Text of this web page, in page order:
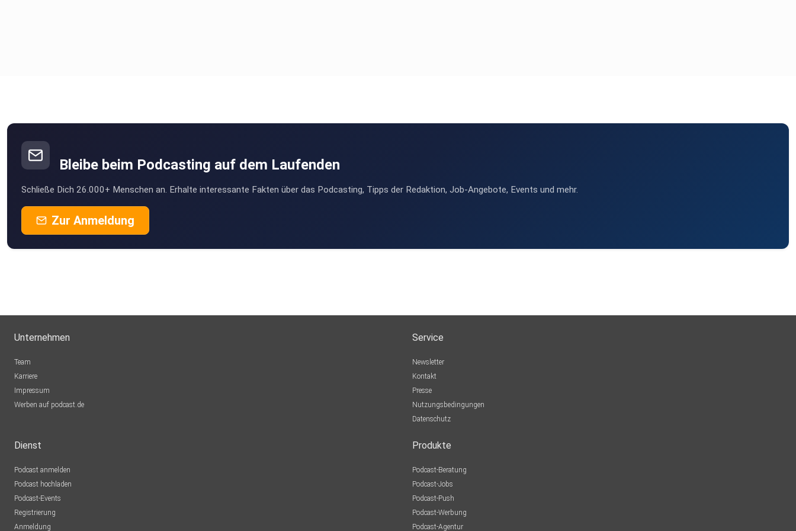
Bleibe beim Podcasting auf dem Laufenden
Schließe Dich 26.000+ Menschen an. Erhalte interessante Fakten über das Podcasting, Tipps der Redaktion, Job-Angebote, Events und mehr.
Zur Anmeldung
Unternehmen
Team
Karriere
Impressum
Werben auf podcast.de
Service
Newsletter
Kontakt
Presse
Nutzungsbedingungen
Datenschutz
Dienst
Podcast anmelden
Podcast hochladen
Podcast-Events
Registrierung
Anmeldung
Produkte
Podcast-Beratung
Podcast-Jobs
Podcast-Push
Podcast-Werbung
Podcast-Agentur